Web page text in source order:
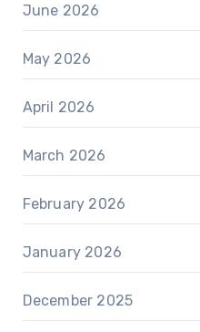
June 2026
May 2026
April 2026
March 2026
February 2026
January 2026
December 2025